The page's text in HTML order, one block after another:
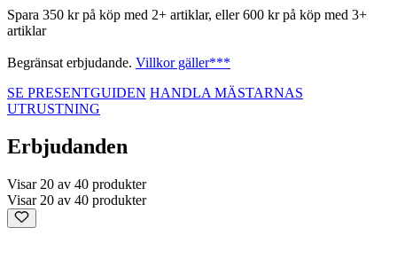
Spara 350 kr på köp med 2+ artiklar, eller 600 kr på köp med 3+
artiklar
Begränsat erbjudande. Villkor gäller***
SE PRESENTGUIDEN HANDLA MÄSTARNAS
UTRUSTNING
Erbjudanden
Visar 20 av 40 produkter
Visar 20 av 40 produkter